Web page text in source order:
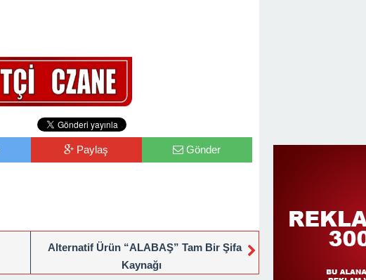
Paylaş Gönder
Alternatif Ürün “ALABAŞ” Tam Bir Şifa
Kaynağı